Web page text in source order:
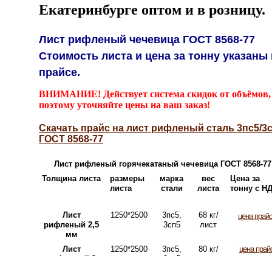
Екатеринбурге оптом и в розницу.
Лист рифленый чечевица ГОСТ 8568-77
Стоимость листа и цена за тонну указаны
прайсе.
ВНИМАНИЕ! Действует система скидок от объёмов,
поэтому уточняйте цены на ваш заказ!
Скачать прайс на лист рифленый сталь 3пс5/
ГОСТ 8568-77
Лист рифленый горячекатаный чечевица ГОСТ 8568-77
Толщина листа
размеры
листа
марка
стали
вес
листа
Цена за
тонну с
Лист
рифленый 2,5
мм
1250*2500
3пс5,
3сп5
68 кг/
лист
цена прайс
Лист
1250*2500
3пс5,
80 кг/
цена